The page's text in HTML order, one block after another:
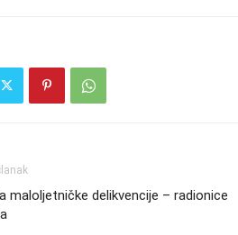
maloljetničke delikvencije – radionice